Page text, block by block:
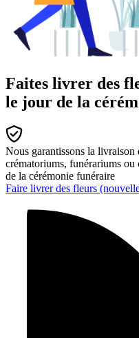
Faites livrer des
le jour de la
Nous garantissons la livraison
crématoriums, funérariums ou
de la cérémonie funéraire
Faire livrer des fleurs